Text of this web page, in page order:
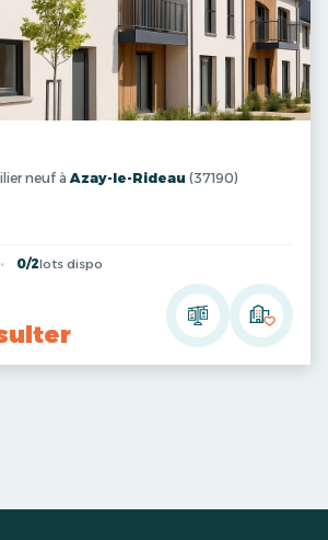
neuf àAzay-le-Rideau (37190)
0/2lots dispo